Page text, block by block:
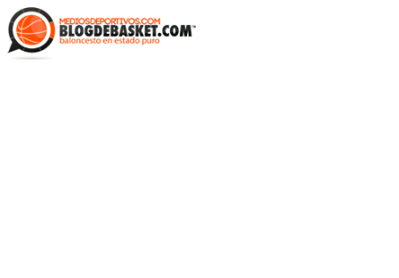
Skip
to
main